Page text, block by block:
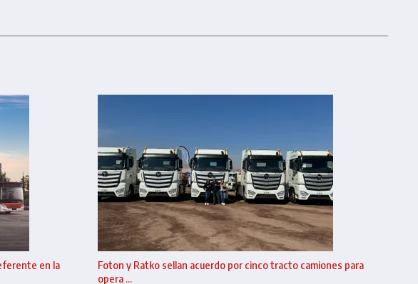
en la
Foton y Ratko sellan acuerdo por cinco tracto camiones para
opera ...